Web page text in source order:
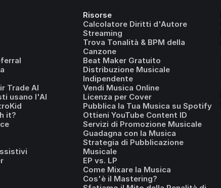
Trade AI
usano l'AI
it?
Risorse
Calcolatore Diritti d'Autore
Streaming
Trova Tonalità & BPM della
Canzone
Beat Maker Gratuito
Distribuzione Musicale
Indipendente
Vendi Musica Online
Licenza per Cover
Pubblica la Tua Musica su Spotify
Ottieni YouTube Content ID
Servizi di Promozione Musicale
Guadagna con la Musica
Strategia di Pubblicazione
Musicale
EP vs. LP
Come Mixare la Musica
Cos'è il Mastering?